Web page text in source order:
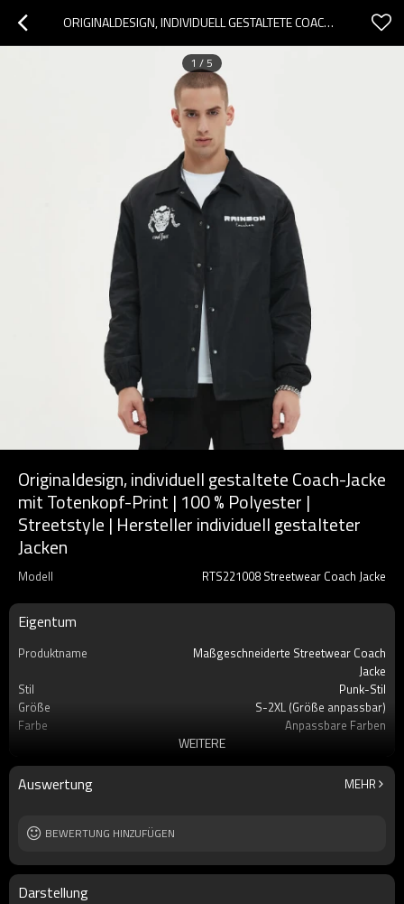
ORIGINALDESIGN, INDIVIDUELL GESTALTETE COACH-JACKE MIT TOTENKOPF-PRINT | 100 % POLYESTER | STREETSTYLE | HERSTELLER INDIVIDUELL GESTALTETER JACKEN
1 / 5
Originaldesign, individuell gestaltete Coach-Jacke
mit Totenkopf-Print | 100 % Polyester |
Streetstyle | Hersteller individuell gestalteter
Jacken
Modell RTS221008 Streetwear Coach Jacke
Eigentum
Produktname
Maßgeschneiderte Streetwear Coach
Jacke
Stil
Punk-Stil
Größe
S-2XL (Größe anpassbar)
Farbe
Anpassbare Farben
Handwerk
Tintendruck, Cotton Sandwich
WEITERE
Auswertung MEHR
BEWERTUNG HINZUFÜGEN
Darstellung